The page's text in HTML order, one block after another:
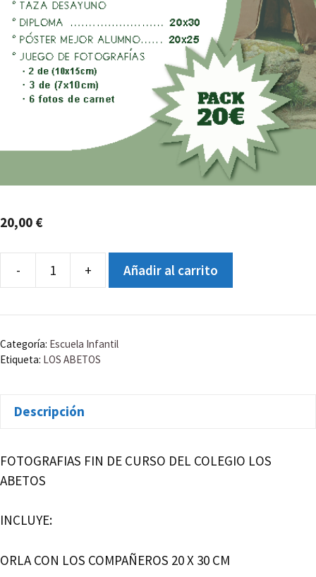
20,00 €
-
COLEGIO
ABETOS
INFANTIL
+ Añadir al carrito
Categoría: Escuela Infantil
Etiqueta: LOS ABETOS
Descripción
FOTOGRAFIAS FIN DE CURSO DEL COLEGIO LOS
ABETOS
INCLUYE:
ORLA CON LOS COMPAÑEROS 20 X 30 CM